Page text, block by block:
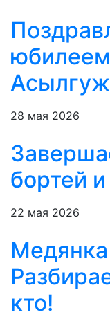
28 мая 2026
бортей
22 мая 2026
кто!